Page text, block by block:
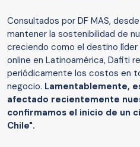
Consultados por DF MAS,
mantener la sostenibilidad de
creciendo como el destino
online en Latinoamérica, Dafiti
periódicamente los costos en
negocio. Lamentablemente,
afectado recientemente
confirmamos el inicio de un
Chile".